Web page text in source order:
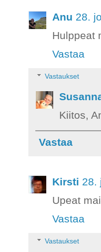
Anu 28.
Hulppeat
Vastaa
Vastaukset
Kiitos,
Vastaa
Kirsti 28.
Upeat
Vastaa
Vastaukset